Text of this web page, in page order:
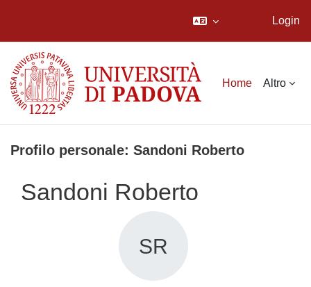
Login
Home Altro
Profilo personale: Sandoni Roberto
Sandoni Roberto
SR